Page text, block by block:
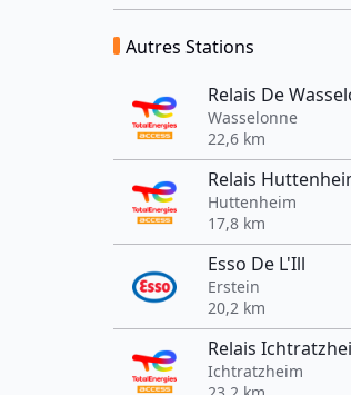
Autres Stations
Relais De
Wasselonne
22,6 km
Relais
Huttenheim
17,8 km
Esso De L'Ill
Erstein
20,2 km
Relais
Ichtratzheim